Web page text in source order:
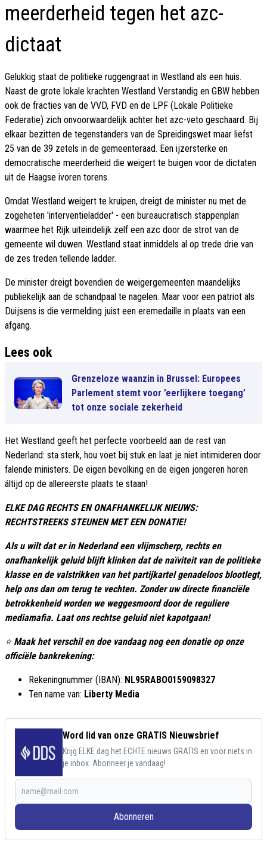
meerderheid tegen het azc-
dictaat
Gelukkig staat de politieke ruggengraat in Westland als een huis.
Naast de grote lokale krachten Westland Verstandig en GBW hebben
ook de fracties van de VVD, FVD en de LPF (Lokale Politieke
Federatie) zich onvoorwaardelijk achter het azc-veto geschaard. Bij
elkaar bezitten de tegenstanders van de Spreidingswet maar liefst
25 van de 39 zetels in de gemeenteraad. Een ijzersterke en
democratische meerderheid die weigert te buigen voor de dictaten
uit de Haagse ivoren torens.
Omdat Westland weigert te kruipen, dreigt de minister nu met de
zogeheten 'interventieladder' - een bureaucratisch stappenplan
waarmee het Rijk uiteindelijk zelf een azc door de strot van de
gemeente wil duwen. Westland staat inmiddels al op trede drie van
de zes treden tellende ladder.
De minister dreigt bovendien de weigergemeenten maandelijks
publiekelijk aan de schandpaal te nagelen. Maar voor een patriot als
Duijsens is die vermelding juist een eremedaille in plaats van een
afgang.
Lees ook
Grenzeloze waanzin in Brussel: Europees
Parlement stemt voor ’eerlijkere toegang’
tot onze sociale zekerheid
Het Westland geeft het perfecte voorbeeld aan de rest van
Nederland: sta sterk, hou voet bij stuk en laat je niet intimideren door
falende ministers. De eigen bevolking en de eigen jongeren horen
áltijd op de allereerste plaats te staan!
ELKE DAG RECHTS EN ONAFHANKELIJK NIEUWS:
RECHTSTREEKS STEUNEN MET EEN DONATIE!
Als u wilt dat er in Nederland een vlijmscherp, rechts en
onafhankelijk geluid blijft klinken dat de naïviteit van de politieke
klasse en de valstrikken van het partijkartel genadeloos blootlegt,
help ons dan om terug te vechten. Zonder uw directe financiële
betrokkenheid worden we weggesmoord door de reguliere
mediamafia. Laat ons rechtse geluid niet kapotgaan!
⭐ Maak het verschil en doe vandaag nog een donatie op onze
officiële bankrekening:
Rekeningnummer (IBAN): NL95RABO0159098327
Ten name van: Liberty Media
Word lid van onze GRATIS Nieuwsbrief
Krijg ELKE dag het ECHTE nieuws GRATIS en voor niets in
je inbox. Abonneer je vandaag!
Abonneren